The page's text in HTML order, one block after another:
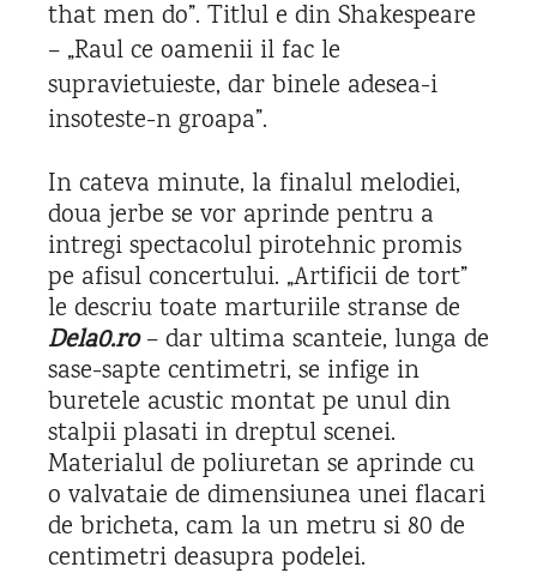
that men do”. Titlul e din Shakespeare
– „Raul ce oamenii il fac le
supravietuieste, dar binele adesea-i
insoteste-n groapa”.
In cateva minute, la finalul melodiei,
doua jerbe se vor aprinde pentru a
intregi spectacolul pirotehnic promis
pe afisul concertului. „Artificii de tort”
le descriu toate marturiile stranse de
Dela0.ro– dar ultima scanteie, lunga de
sase-sapte centimetri, se infige in
buretele acustic montat pe unul din
stalpii plasati in dreptul scenei.
Materialul de poliuretan se aprinde cu
o valvataie de dimensiunea unei flacari
de bricheta, cam la un metru si 80 de
centimetri deasupra podelei.